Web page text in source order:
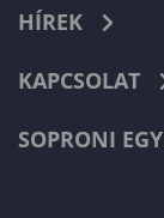
HÍREK
KAPCSOLAT
SOPRONI